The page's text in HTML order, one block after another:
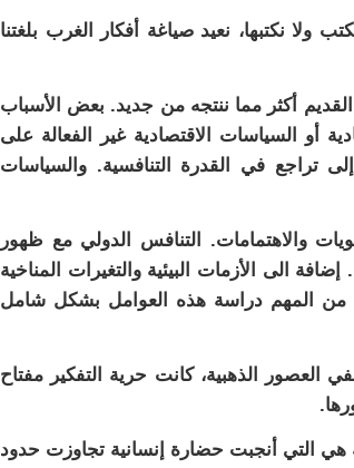
ولا نكتبها، نعيد صياغة أفكار الغرب بلغتنا
أكثر مما ننتجه من جديد. بعض الأسباب
أو السياسات الاقتصادية غير الفعالة على
تراجع في القدرة التنافسية. والسياسات
والاهتمامات. التنافس الدولي مع ظهور
الى الأزمات البيئية والتغيرات المناخية
من المهم دراسة هذه العوامل بشكل شامل
العصور الذهبية، كانت حرية التفكير مفتاح
هي التي أنجبت حضارة إنسانية تجاوزت حدود